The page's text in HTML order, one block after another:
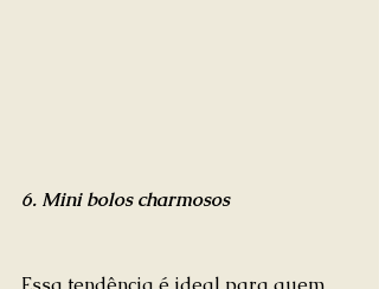
6. Mini bolos charmosos